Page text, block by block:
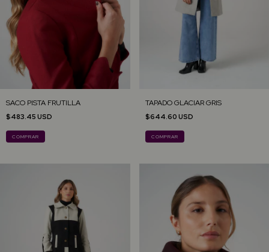
SACO PISTA FRUTILLA
$483.45 USD
COMPRAR
TAPADO GLACIAR GRIS
$644.60 USD
COMPRAR